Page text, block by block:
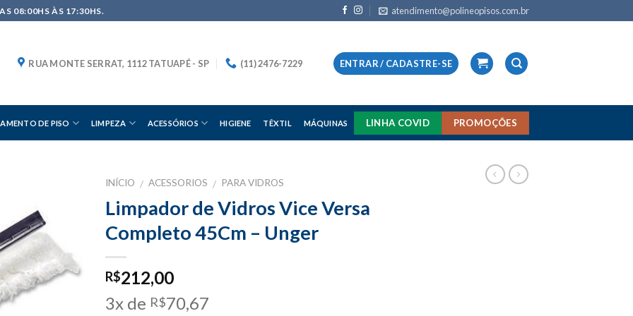
08:00HS ÀS 17:30HS. atendimento@polineopisos.com.br
RUA MONTE SERRAT, 1112 TATUAPÉ - SP (11) 2476-7229 ENTRAR / CADASTRE-SE
DE PISO LIMPEZA ACESSÓRIOS HIGIENE TÊXTIL MÁQUINAS LINHA COVID PROMOÇÕES
INÍCIO / ACESSORIOS / PARA VIDROS
Limpador de Vidros Vice Versa
Completo 45Cm – Unger
R$212,00
3x de R$70,67